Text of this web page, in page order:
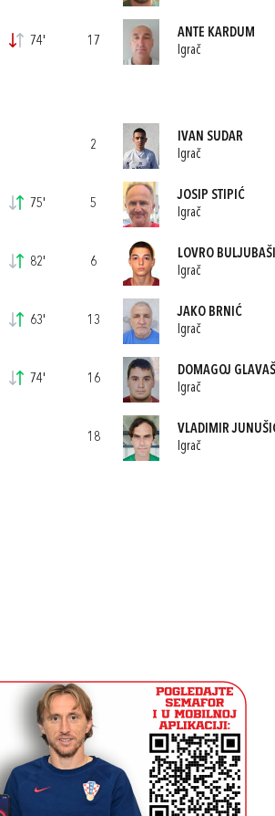
74'
75'
82'
63'
74'
17
ANTE KARDUM
Igrač
2
IVAN SUDAR
Igrač
5
JOSIP STIPIĆ
Igrač
6
LOVRO
Igrač
13
JAKO BRNIĆ
Igrač
16
DOMAGOJ
Igrač
18
VLADIMIR
Igrač